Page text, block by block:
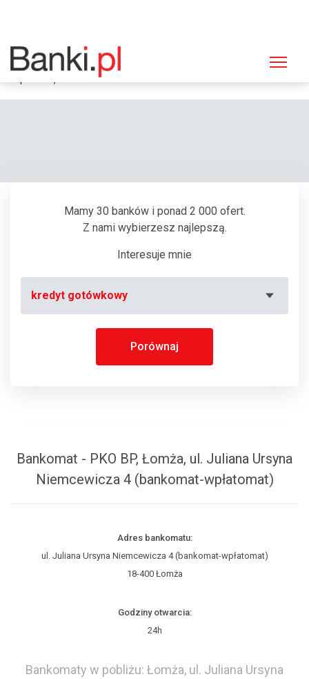
Strona główna
Bankomat PKO BP, Łomża, ul. Juliana Ursyna Niemcewicza 4 (bankomat-
Mamy 30 banków i ponad 2 000 ofert.
Z nami wybierzesz najlepszą.
Interesuje mnie
kredyt gotówkowy
Porównaj
Bankomat - PKO BP, Łomża, ul. Juliana Ursyna
Niemcewicza 4 (bankomat-wpłatomat)
Adres bankomatu:
ul. Juliana Ursyna Niemcewicza 4 (bankomat-wpłatomat)
18-400 Łomża
Godziny otwarcia:
24h
Bankomaty w pobliżu: Łomża, ul. Juliana Ursyna